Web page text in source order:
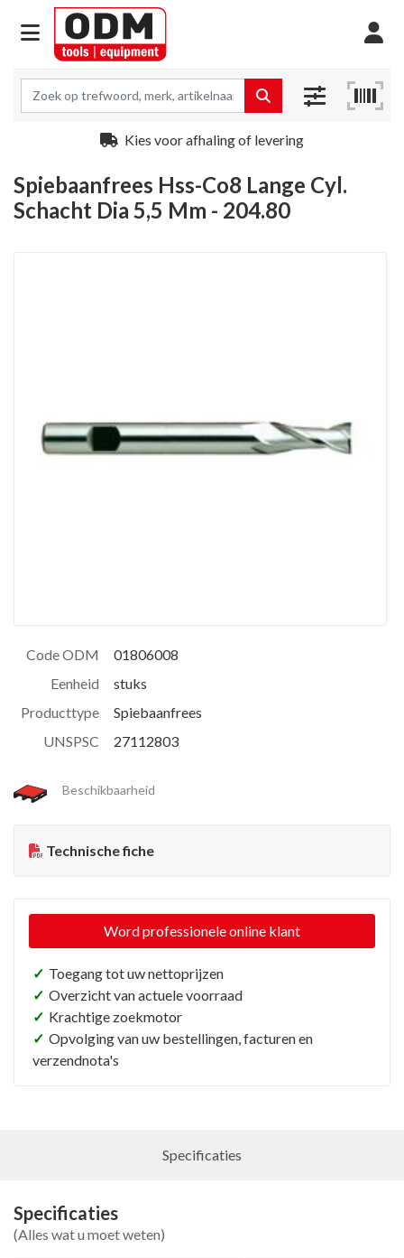
Kies voor afhaling of levering
Spiebaanfrees Hss-Co8 Lange Cyl.
Schacht Dia 5,5 Mm - 204.80
Code ODM
01806008
Eenheid
stuks
Producttype
Spiebaanfrees
UNSPSC
27112803
Beschikbaarheid
Technische fiche
Word professionele online klant
✓ Toegang tot uw nettoprijzen
✓ Overzicht van actuele voorraad
✓ Krachtige zoekmotor
✓ Opvolging van uw bestellingen, facturen en
verzendnota's
Specificaties
Specificaties
(Alles wat u moet weten)